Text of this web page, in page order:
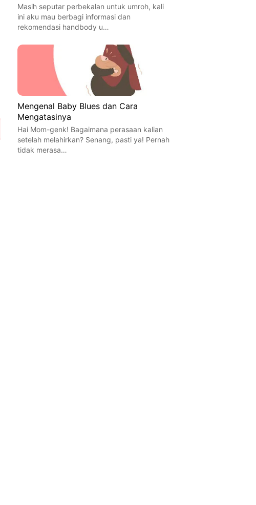
Masih seputar perbekalan untuk umroh, kali
ini aku mau berbagi informasi dan
rekomendasi handbody u…
Mengenal Baby Blues dan Cara
Mengatasinya
Hai Mom-genk! Bagaimana perasaan kalian
setelah melahirkan? Senang, pasti ya! Pernah
tidak merasa…